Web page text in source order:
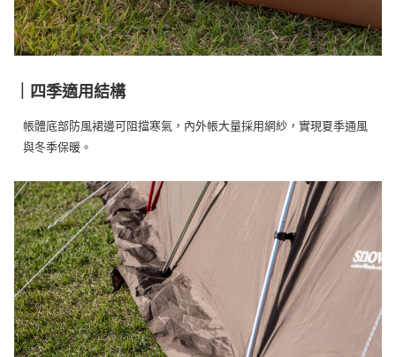
｜四季適用結構
帳體底部防風裙邊可阻擋寒氣，內外帳大量採用網紗，實現夏季通風
與冬季保暖。